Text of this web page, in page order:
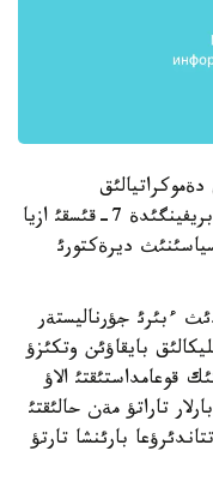
پارتياسئنئث ورتالئق اپپاراتئندا وتكةن بريفينگئدة 7-قئسقئ ازيا
ديرةكتورئ
ءبئرئ جؤرناليستةر
بايقاؤئن وتكئزؤ
قوعامداستئقتئ الاؤ
تاراتؤ مةن حالئقتئ
بارئنشا تارتؤ